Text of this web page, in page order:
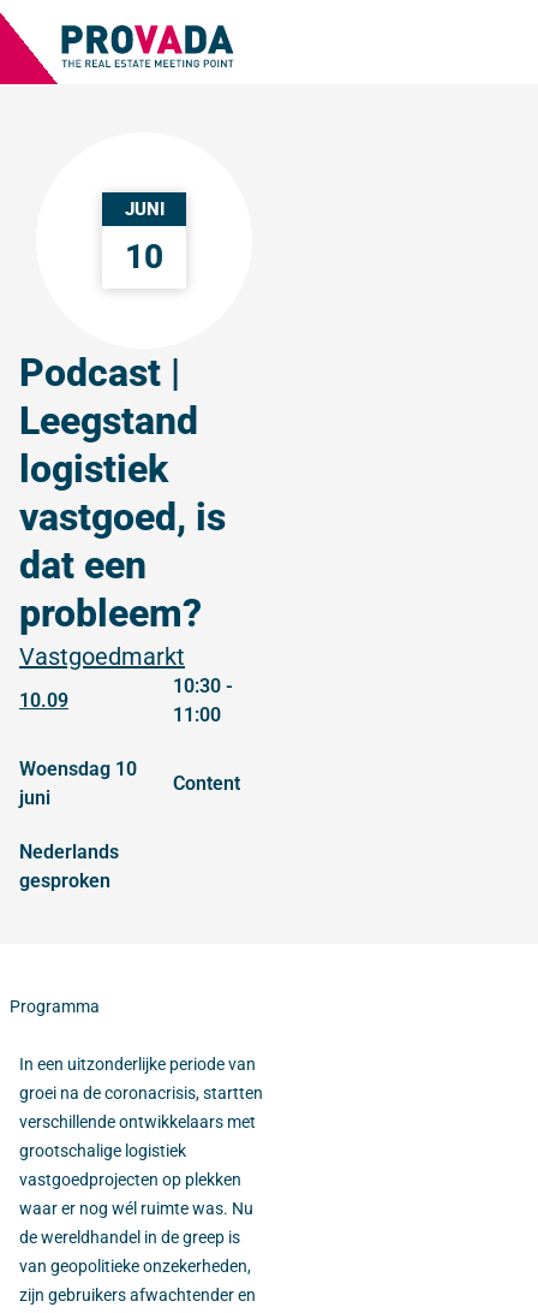
JUNI
10
Podcast |
Leegstand
logistiek
vastgoed, is
dat een
probleem?
Vastgoedmarkt
10.09
10:30 -
11:00
woensdag 10
juni
content
Nederlands
gesproken
Programma
In een uitzonderlijke periode van
groei na de coronacrisis, startten
verschillende ontwikkelaars met
grootschalige logistiek
vastgoedprojecten op plekken
waar er nog wél ruimte was. Nu
de wereldhandel in de greep is
van geopolitieke onzekerheden,
zijn gebruikers afwachtender en